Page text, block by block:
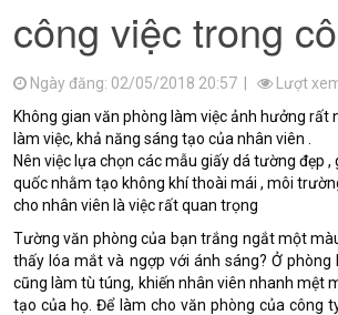
công việc trong
Ngày đăng: 02/05/2018 20:57 |
Lượt
Không gian văn phòng làm việc ảnh hưởng rất
làm việc, khả năng sáng tạo của nhân viên .
Nên việc lựa chọn các mẫu giấy dá tường đẹp ,
quốc nhằm tạo không khí thoài mái , môi
cho nhân viên là việc rất quan trọng
Tường văn phòng của bạn trắng ngắt một
thấy lóa mắt và ngợp với ánh sáng? Ở
cũng làm tù túng, khiến nhân viên nhanh mệt
tạo của họ. Để làm cho văn phòng của công